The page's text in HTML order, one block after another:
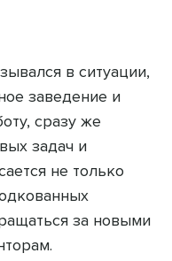
в ситуации,
заведение и
сразу же
задач и
не только
за новыми